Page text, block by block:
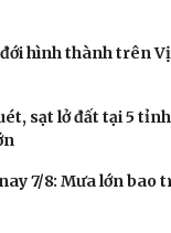
hình thành trên
sạt lở đất tại 5
7/8: Mưa lớn bao